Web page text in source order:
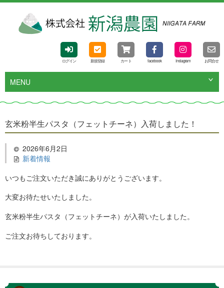
ログイン 新規登録 カート facebook Instagram お問合せ
MENU
玄米粉半生パスタ（フェットチーネ）入荷しました！
2026年6月2日
新着情報
いつもご注文いただき誠にありがとうございます。
大変お待たせいたしました。
玄米粉半生パスタ（フェットチーネ）が入荷いたしました。
ご注文お待ちしております。